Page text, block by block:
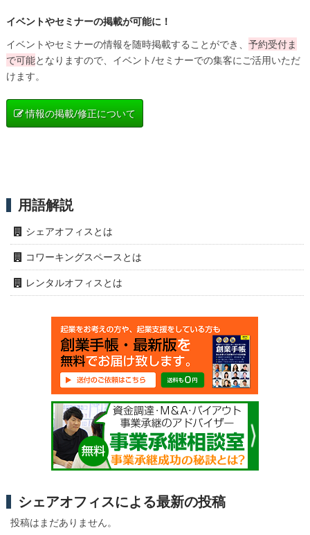
イベントやセミナーの掲載が可能に！
イベントやセミナーの情報を随時掲載することができ、 予約受付ま
で可能となりますので、イベント/セミナーでの集客にご活用いただ
けます。
情報の掲載/修正について
用語解説
シェアオフィスとは
コワーキングスペースとは
レンタルオフィスとは
シェアオフィスによる最新の投稿
投稿はまだありません。